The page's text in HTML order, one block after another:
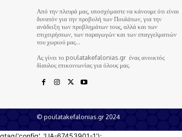
Από την πλευρά μας, υποσχόμαστε να κάνουμε ότι είναι
δυνατόν για την προβολή των Πουλάτων, για την
ανάδειξη των προβλημάτων τους, αλλά και των
επιχειρήσεων, των παραγωγών και των επαγγελματιών
του χωριού μας…
Ας γίνει το poulatakefalonias.gr ένας ανοικτός
δίαυλος επικοινωνίας για όλους μας.
© poulatakefalonias.gr 2024